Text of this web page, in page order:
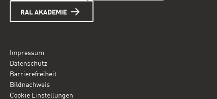
RAL AKADEMIE
Impressum
Datenschutz
Barrierefreiheit
Bildnachweis
Cookie Einstellungen